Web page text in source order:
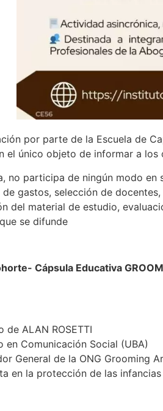
por parte de la Escuela de
el único objeto de informar a
no participa de ningún modo
gastos, selección de
del material de estudio,
se difunde
Cápsula Educativa
de ALAN ROSETTI
en Comunicación Social (UBA)
General de la ONG Grooming
en la protección de las